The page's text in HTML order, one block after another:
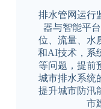
排水管网运行
器与智能平
位、流量、水
和AI技术，系
等问题，提前
城市排水系统
提升城市防汛
市